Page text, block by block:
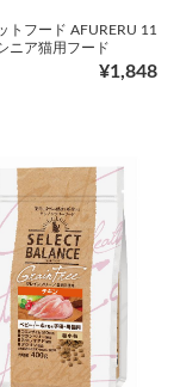
トフード AFURERU 11
ニア猫用フード
¥1,848